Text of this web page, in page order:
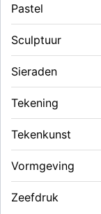
Pastel
Sculptuur
Sieraden
Tekening
Tekenkunst
Vormgeving
Zeefdruk